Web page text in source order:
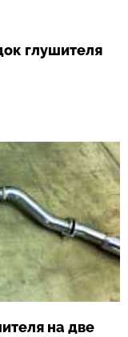
глушителя
на две